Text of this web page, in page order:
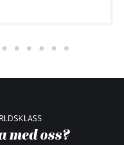
med oss?